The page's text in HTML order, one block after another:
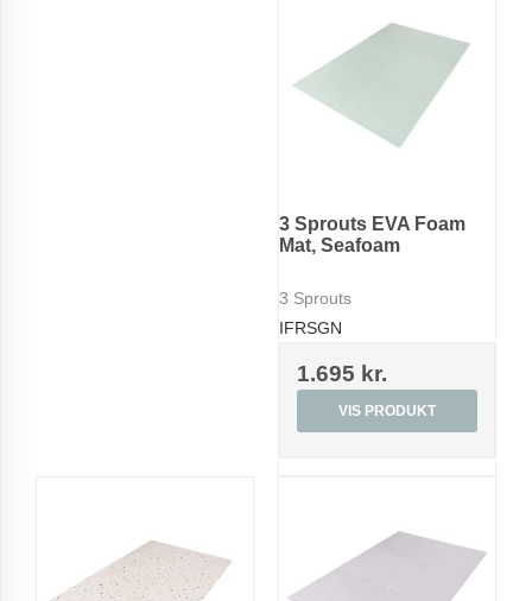
3 Sprouts EVA Foam
Mat, Seafoam
3 Sprouts
IFRSGN
1.695 kr.
VIS PRODUKT